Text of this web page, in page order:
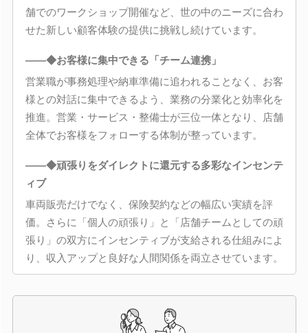
舗でのワークショップ開催など、世の中のニーズに合わ
せた新しい顧客体験の提供に挑戦し続けています。
――◆お客様に集中できる「チーム連携」
営業職が事務処理や納車準備に追われることなく、お客
様との対話に集中できるよう、業務の分業化と効率化を
推進。営業・サービス・整備士が三位一体となり、店舗
全体でお客様をフォローする体制が整っています。
――◆頑張りをダイレクトに還元する多彩なインセンテ
ィブ
車両販売だけでなく、保険契約などの幅広い実績を評
価。さらに「個人の頑張り」と「店舗チームとしての頑
張り」の双方にインセンティブが支給される仕組みによ
り、収入アップと良好な人間関係を両立させています。